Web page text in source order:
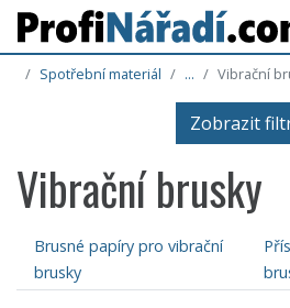
Spotřební materiál ... Vibrační
Zobrazit
Vibrační brusky
Brusné papíry pro vibrační
brusky